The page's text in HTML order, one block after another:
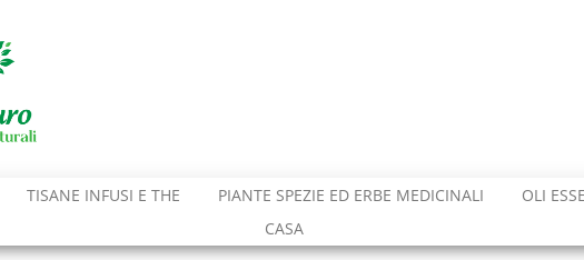
TISANE INFUSI E THE PIANTE SPEZIE ED ERBE MEDICINALI OLI
CASA